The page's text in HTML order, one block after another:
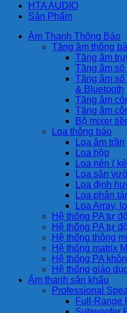
HTA AUDIO
Sản Phẩm
Âm Thanh Thông Báo
Tăng âm thông
Tăng âm
Tăng âm
Tăng âm
& Bluetooth
Tăng âm
Tăng âm
Bộ mixer
Loa thông báo
Loa âm trần
Loa hộp
Loa nén (
Loa sân
Loa định
Loa phân
Loa Array,
Hệ thống PA tự
Hệ thống PA tự
Hệ thống thông
Hệ thống matrix
Hệ thống PA
Hệ thống giáo
Âm thanh sân khấu
Professional
Full-Range